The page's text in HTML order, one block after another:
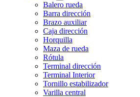
Balero rueda
Barra dirección
Brazo auxiliar
Caja dirección
Horquilla
Maza de rueda
Rótula
Terminal dirección
Terminal Interior
Tornillo estabilizador
Varilla central